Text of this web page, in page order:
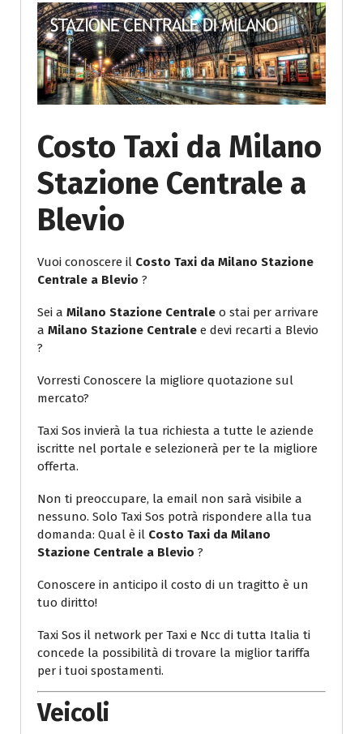
Costo Taxi da Milano
Stazione Centrale a
Blevio
Vuoi conoscere il Costo Taxi da Milano Stazione
Centrale a Blevio ?
Sei a Milano Stazione Centrale o stai per arrivare
a Milano Stazione Centrale e devi recarti a Blevio
?
Vorresti Conoscere la migliore quotazione sul
mercato?
Taxi Sos invierà la tua richiesta a tutte le aziende
iscritte nel portale e selezionerà per te la migliore
offerta.
Non ti preoccupare, la email non sarà visibile a
nessuno. Solo Taxi Sos potrà rispondere alla tua
domanda: Qual è il Costo Taxi da Milano
Stazione Centrale a Blevio ?
Conoscere in anticipo il costo di un tragitto è un
tuo diritto!
Taxi Sos il network per Taxi e Ncc di tutta Italia ti
concede la possibilità di trovare la miglior tariffa
per i tuoi spostamenti.
Veicoli